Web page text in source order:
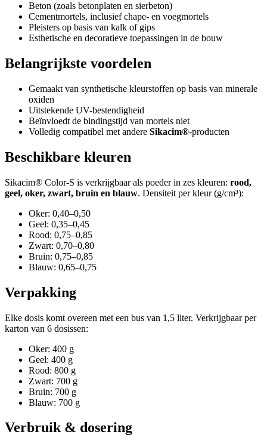
Beton (zoals betonplaten en sierbeton)
Cementmortels, inclusief chape- en voegmortels
Pleisters op basis van kalk of gips
Esthetische en decoratieve toepassingen in de bouw
Belangrijkste voordelen
Gemaakt van synthetische kleurstoffen op basis van minerale
oxiden
Uitstekende UV-bestendigheid
Beïnvloedt de bindingstijd van mortels niet
Volledig compatibel met andere Sikacim®-producten
Beschikbare kleuren
Sikacim® Color-S is verkrijgbaar als poeder in zes kleuren: rood,
geel, oker, zwart, bruin en blauw. Densiteit per kleur (g/cm³):
Oker: 0,40–0,50
Geel: 0,35–0,45
Rood: 0,75–0,85
Zwart: 0,70–0,80
Bruin: 0,75–0,85
Blauw: 0,65–0,75
Verpakking
Elke dosis komt overeen met een bus van 1,5 liter. Verkrijgbaar per
karton van 6 dosissen:
Oker: 400 g
Geel: 400 g
Rood: 800 g
Zwart: 700 g
Bruin: 700 g
Blauw: 700 g
Verbruik & dosering